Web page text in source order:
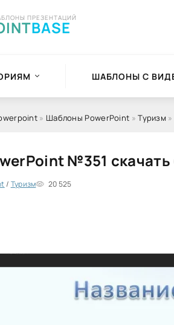
BASE
ПРЕЗЕНТАЦИЙ
ШАБЛОНЫ С
» Шаблоны PowerPoint »Туризм
№351 скачать
/ Туризм 20 525